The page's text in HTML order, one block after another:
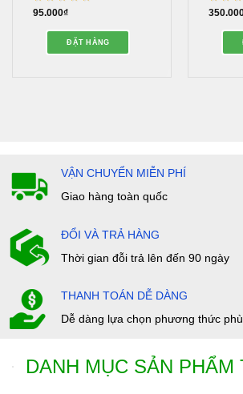
Được xếp hạng
95.000₫
ĐẶT HÀNG
Được
VẬN CHUYỂN MIỄN PHÍ
Giao hàng toàn quốc
ĐỔI VÀ TRẢ HÀNG
Thời gian đỗi trả lên đến 90 ngày
THANH TOÁN DỄ DÀNG
Dễ dàng lựa chọn phương thức
DANH MỤC SẢN PHẨM